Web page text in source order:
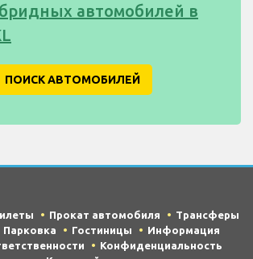
автомобилей в
ПОИСК АВТОМОБИЛЕЙ
Прокат автомобиля
Трансферы
Парковка Гостиницы
Информация
Конфиденциальность